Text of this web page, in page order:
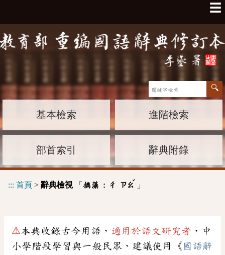
☰
基本檢索 進階檢索
部首索引 辭典附錄
::: 首頁 > 辭典檢視「 摛藻 : ㄔ ㄗㄠ
ˇ
」
⚠本典收錄古今用語， 適用於語文研究者 ，中
小學階段學習與一般民眾，建議使用《 國語辭